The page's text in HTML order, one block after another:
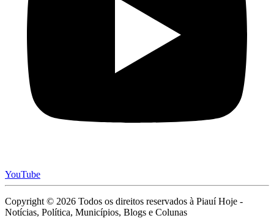
YouTube
Copyright © 2026 Todos os direitos reservados à Piauí Hoje -
Notícias, Política, Municípios, Blogs e Colunas